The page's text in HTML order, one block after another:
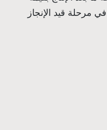
في مرحلة قيد الإنجاز